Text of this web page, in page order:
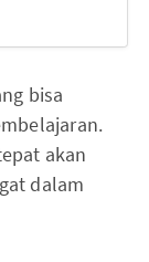
bisa
akan
dalam